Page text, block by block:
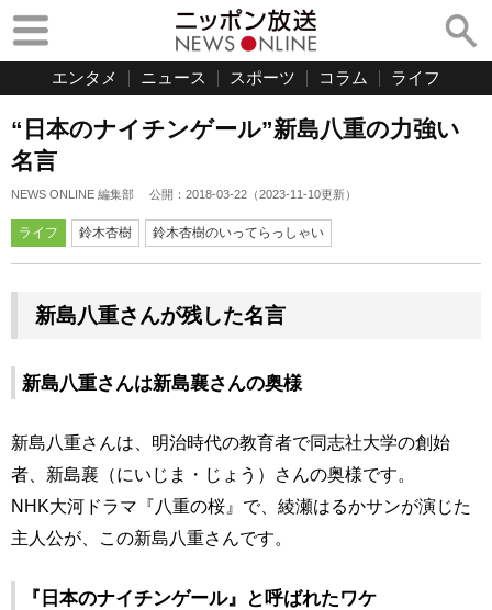
エンタメ ニュース スポーツ コラム ライフ
“日本のナイチンゲール”新島八重の力強い
名言
NEWS ONLINE 編集部 公開： 2018-03-22 （2023-11-10更新）
ライフ 鈴木杏樹 鈴木杏樹のいってらっしゃい
新島八重さんが残した名言
新島八重さんは新島襄さんの奥様
新島八重さんは、明治時代の教育者で同志社大学の創始
者、新島襄（にいじま・じょう）さんの奥様です。
NHK大河ドラマ『八重の桜』で、綾瀬はるかサンが演じた
主人公が、この新島八重さんです。
『日本のナイチンゲール』と呼ばれたワケ